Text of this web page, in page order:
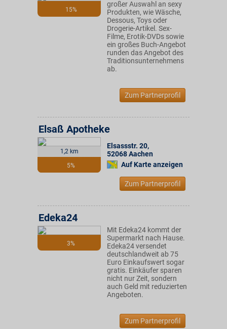
15%
großer Auswahl an sexy
Produkten, wie Wäsche,
Dessous, Toys oder
Drogerie-Artikel. Sex-
Filme, Erotik-DVDs sowie
ein großes Buch-Angebot
runden das Angebot des
Traditionsunternehmens
ab.
Zum Partnerprofil
1,2 km
5%
Elsaß Apotheke
Elsassstr. 20,
52068Aachen
Auf Karte anzeigen
Zum Partnerprofil
3%
Edeka24
Mit Edeka24 kommt der
Supermarkt nach Hause.
Edeka24 versendet
deutschlandweit ab 75
Euro Einkaufswert sogar
gratis. Einkäufer sparen
nicht nur Zeit, sondern
auch Geld mit reduzierten
Angeboten.
Zum Partnerprofil